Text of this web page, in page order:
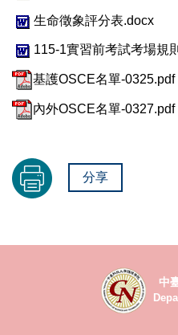
生命徵象評分表.docx
115-1實習前考試考場規
基護OSCE名單-0325.pdf
內外OSCE名單-0327.pdf
分享
中